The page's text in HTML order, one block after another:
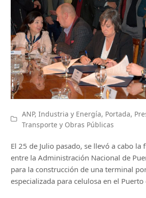
ANP,Industria y Energía, Portada,
Transporte y Obras Públicas
El 25 de Julio pasado, se llevó a cabo
entre la Administración Nacional de
para la construcción de una terminal
especializada para celulosa en el